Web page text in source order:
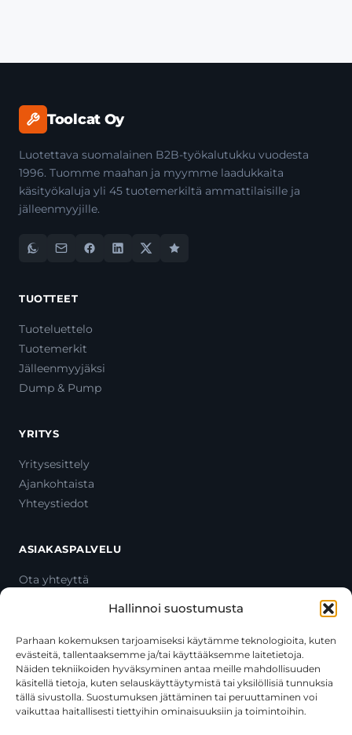
Hallinnoi suostumusta
Parhaan kokemuksen tarjoamiseksi käytämme teknologioita, kuten
evästeitä, tallentaaksemme ja/tai käyttääksemme laitetietoja.
Näiden tekniikoiden hyväksyminen antaa meille mahdollisuuden
käsitellä tietoja, kuten selauskäyttäytymistä tai yksilöllisiä tunnuksia
tällä sivustolla. Suostumuksen jättäminen tai peruuttaminen voi
vaikuttaa haitallisesti tiettyihin ominaisuuksiin ja toimintoihin.
Toolcat Oy
Luotettava suomalainen B2B-työkalutukku vuodesta
1996. Tuomme maahan ja myymme laadukkaita
käsityökaluja yli 45 tuotemerkiltä ammattilaisille ja
jälleenmyyjille.
TUOTTEET
Tuoteluettelo
Tuotemerkit
Jälleenmyyjäksi
Dump & Pump
YRITYS
Yritysesittely
Ajankohtaista
Yhteystiedot
ASIAKASPALVELU
Ota yhteyttä
Toimitustavat
Usein kysytyt kysymykset
+358 44 270 3795
asiakaspalvelu@toolcat.fi